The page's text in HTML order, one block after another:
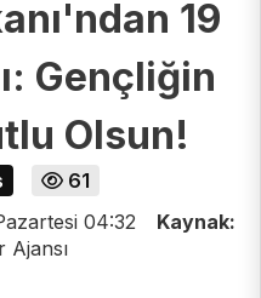
19
Gençliğin
Olsun!
61
04:32
Kaynak:
Ajansı